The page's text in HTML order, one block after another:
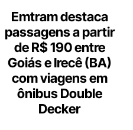
Emtram destaca
passagens a partir
de R$ 190 entre
Goiás e Irecê (BA)
com viagens em
ônibus Double
Decker